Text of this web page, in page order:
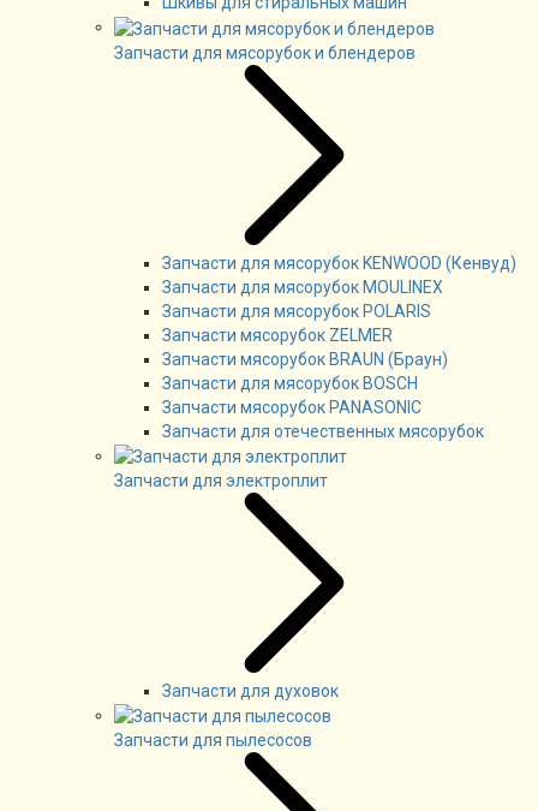
Запчасти для мясорубок и блендеров
Запчасти для мясорубок KENWOOD (Кенвуд)
Запчасти для мясорубок MOULINEX
Запчасти для мясорубок POLARIS
Запчасти мясорубок ZELMER
Запчасти мясорубок BRAUN (Браун)
Запчасти для мясорубок BOSCH
Запчасти мясорубок PANASONIC
Запчасти для отечественных мясорубок
Запчасти для электроплит
Запчасти для духовок
Запчасти для пылесосов